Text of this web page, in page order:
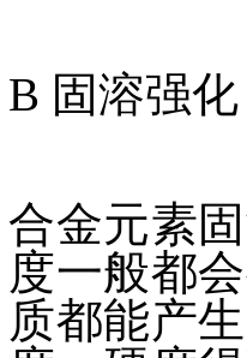
B 固溶强化
合金元素
度一般都
质都能产